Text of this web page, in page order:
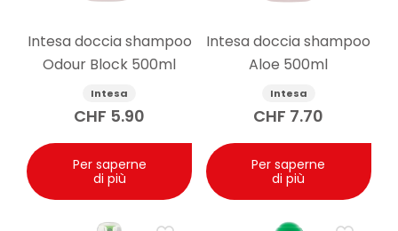
Intesa doccia shampoo
Odour Block 500ml
Intesa
CHF 5.90
Per saperne
di più
Intesa doccia shampoo
Aloe 500ml
Intesa
CHF 7.70
Per saperne
di più